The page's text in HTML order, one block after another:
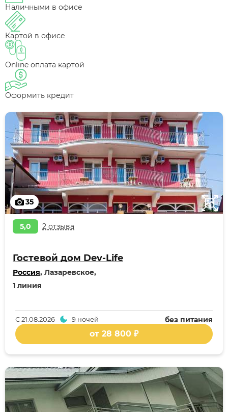
Наличными в офисе
Картой в офисе
Online оплата картой
Оформить кредит
35
5,0 2 отзыва
Гостевой дом Dev-Life
Россия, Лазаревское,
1 линия
без питания
С21.08.2026 9 ночей
от 28 800 ₽